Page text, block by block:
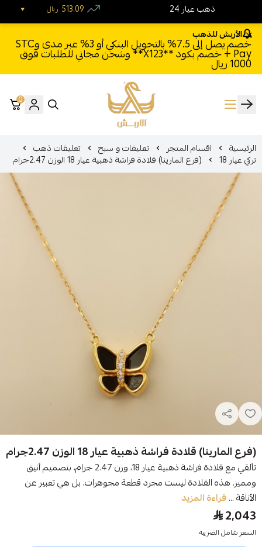
الأربش للذهب
خصم يصل إلى 7.5% بالتحويل البنكي أو 3% عبر مدى وSTC
Pay + خصم بكود **X123** وشحن مجاني للطلبات فوق
1000 ريال
الأربش للذهب
0
الرئيسية اقسام المتجر تعليقات و سبح تعليقات ذهب
تركي عيار 18 (فرع المارينا) قلادة فراشة ذهبية عيار 18 الوزن 2.47جرام
(فرع المارينا) قلادة فراشة ذهبية عيار 18 الوزن 2.47جرام
تألقي مع قلادة فراشة ذهبية عيار 18، وزن 2.47 جرام، بتصميم أنيق
ومميز. هذه القلادة ليست مجرد قطعة مجوهرات، بل هي تعبير عن
الأناقة ...قراءة المزيد
2,043
السعر شامل الضريبه
24 ذهب عيار ريال 513.09